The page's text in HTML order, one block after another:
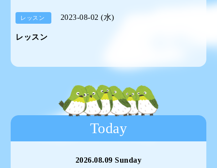
レッスン 2023-08-02 (水)
レッスン
Today
2026.08.09 Sunday